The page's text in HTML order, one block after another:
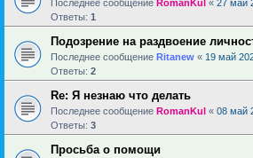
Последнее сообщение RomanKul « 27 май
Ответы: 1
Подозрение на раздвоение
Последнее сообщение Ritanew « 19 май
Ответы: 2
Re: Я незнаю что делать
Последнее сообщение RomanKul « 08 май
Ответы: 3
Просьба о помощи